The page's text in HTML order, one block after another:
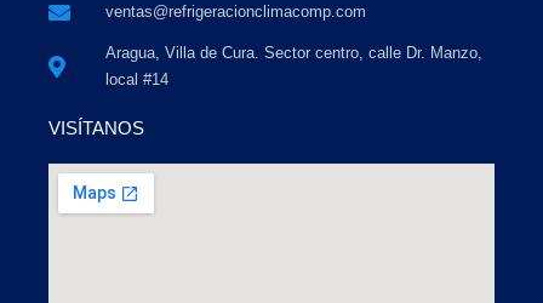
ventas@refrigeracionclimacomp.com
Aragua, Villa de Cura. Sector centro, calle Dr. Manzo,
local #14
VISÍTANOS